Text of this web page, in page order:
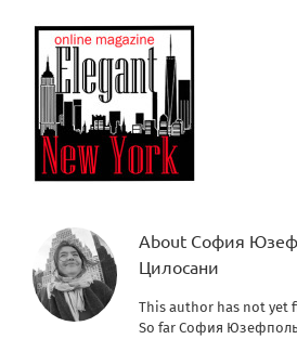
About София
Цилосани
This author has not yet
So far София